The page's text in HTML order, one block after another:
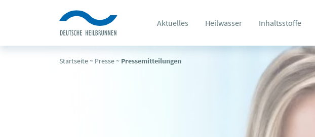
Aktuelles Heilwasser Inhaltsstoffe
Startseite~ Presse~ Pressemitteilungen